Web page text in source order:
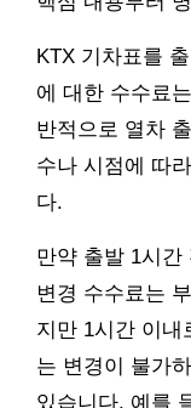
KTX 기차표를
에 대한 수수료
반적으로 열차
수나 시점에 따
다.
만약 출발 1시간
변경 수수료는
지만 1시간 이내
는 변경이 불가
있습니다. 예를